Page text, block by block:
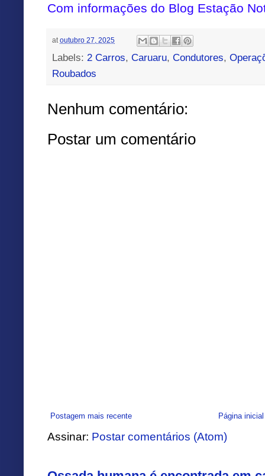
Com informações do Blog Estação
at outubro 27, 2025
Labels: 2 Carros, Caruaru, Condutores,
Roubados
Nenhum comentário:
Postar um comentário
Postagem mais recente Página inicial
Assinar: Postar comentários (Atom)